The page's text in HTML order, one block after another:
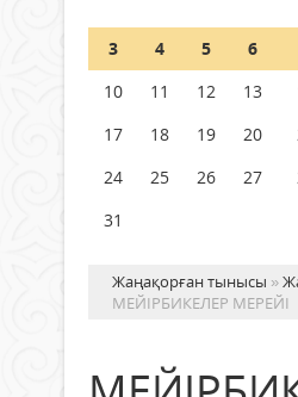
Шетелде жүрген
азаматтары қалай
3
4 5 6
10
11 12 13
17
18 19 20
24
25 26 27
31
Жаңақорған тынысы »
МЕЙІРБИКЕЛЕР МЕРЕЙІ